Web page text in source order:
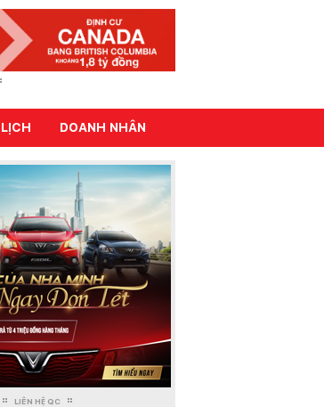
DOANH NHÂN
LIÊN HỆ QC